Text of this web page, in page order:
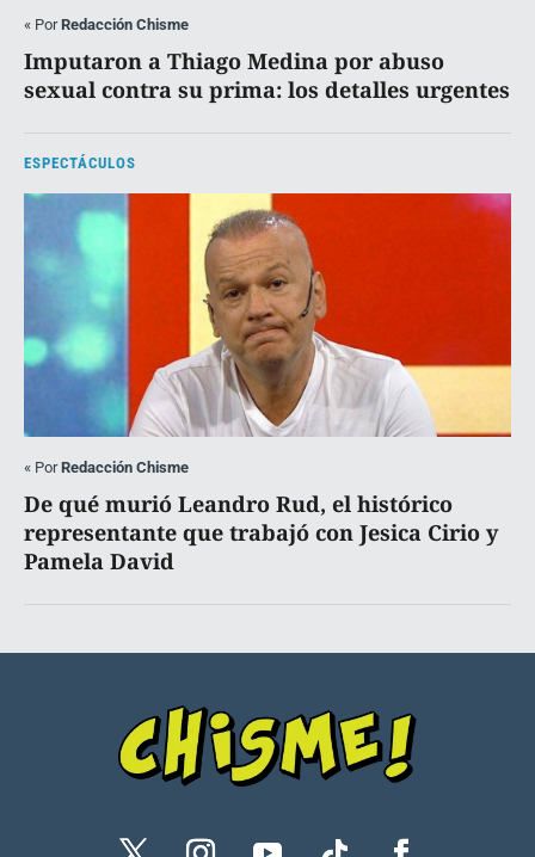
« PorRedacción Chisme
Imputaron a Thiago Medina por abuso
sexual contra su prima: los detalles urgentes
ESPECTÁCULOS
« PorRedacción Chisme
De qué murió Leandro Rud, el histórico
representante que trabajó con Jesica Cirio y
Pamela David